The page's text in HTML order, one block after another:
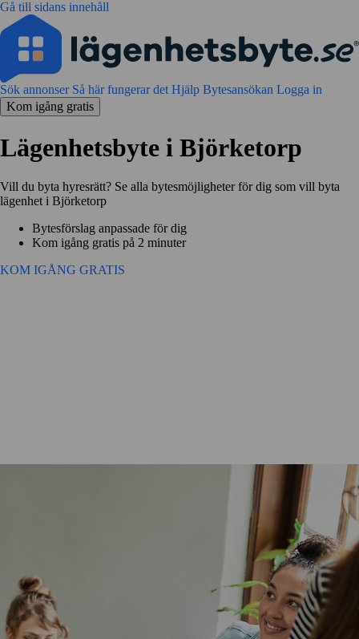
Gå till sidans innehåll
Sök annonser Så här fungerar det Hjälp Bytesansökan Logga in
Kom igång gratis
Lägenhetsbyte i Björketorp
Vill du byta hyresrätt? Se alla bytesmöjligheter för dig som vill byta
lägenhet i Björketorp
Bytesförslag anpassade för dig
Kom igång gratis på 2 minuter
KOM IGÅNG GRATIS